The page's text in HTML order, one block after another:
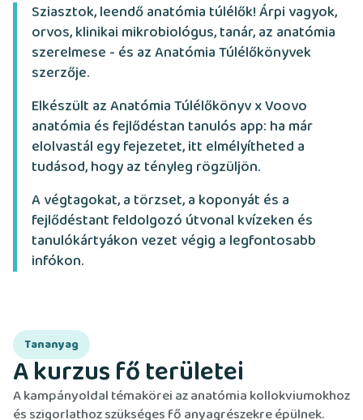
Sziasztok, leendő anatómia túlélők! Árpi vagyok,
orvos, klinikai mikrobiológus, tanár, az anatómia
szerelmese - és az Anatómia Túlélőkönyvek
szerzője.
Elkészült az Anatómia Túlélőkönyv x Voovo
anatómia és fejlődéstan tanulós app: ha már
elolvastál egy fejezetet, itt elmélyítheted a
tudásod, hogy az tényleg rögzüljön.
A végtagokat, a törzset, a koponyát és a
fejlődéstant feldolgozó útvonal kvízeken és
tanulókártyákon vezet végig a legfontosabb
infókon.
Tananyag
A kurzus fő területei
A kampányoldal témakörei az anatómia kollokviumokhoz
és szigorlathoz szükséges fő anyagrészekre épülnek.